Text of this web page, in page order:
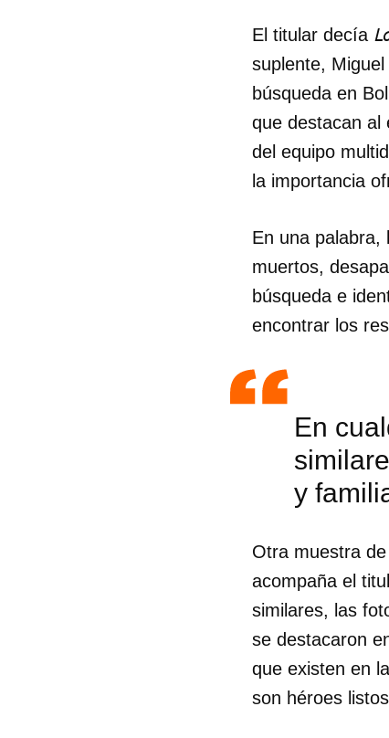
El titular decía
suplente,
búsqueda en
que destacan al
del equipo
la importancia
En una palabra,
muertos,
búsqueda e
encontrar los
En
y
Otra muestra
acompaña el
similares, las
se destacaron
que existen en
son héroes